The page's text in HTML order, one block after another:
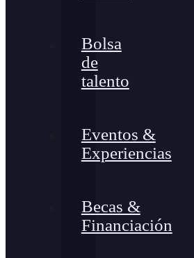
Bolsa
de
talento
Eventos &
Experiencias
Becas &
Financiación